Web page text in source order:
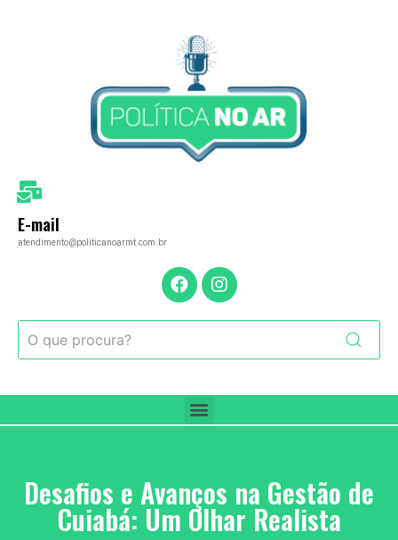
E-mail
atendimento@politicanoarmt.com.br
Desafios e Avanços na Gestão de
Cuiabá: Um Olhar Realista